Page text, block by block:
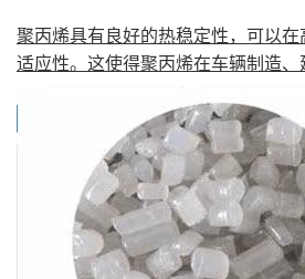
聚丙烯具有良好的热稳定性，可以
适应性。这使得聚丙烯在车辆制造、